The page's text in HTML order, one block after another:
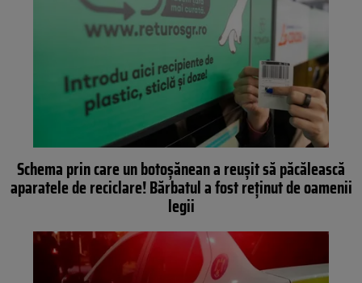
Schema prin care un botoșănean a reușit să păcălească
aparatele de reciclare! Bărbatul a fost reținut de oamenii
legii